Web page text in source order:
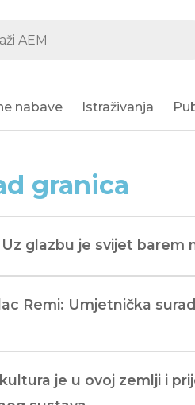
nabave Istraživanja
granica
Uz glazbu je svijet barem
Remi: Umjetnička
je u ovoj zemlji i